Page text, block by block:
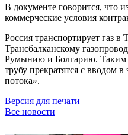
В документе говорится, что
коммерческие условия
Россия транспортирует газ
Трансбалканскому
Румынию и Болгарию. Таким
трубу прекратятся с вводом
потока».
Версия для печати
Все новости